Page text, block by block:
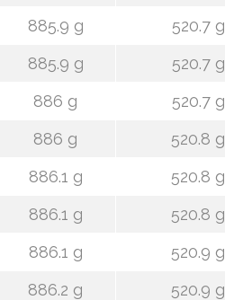
885.9 g 520.7 g
885.9 g 520.7 g
886 g 520.7 g
886 g 520.8 g
886.1 g 520.8 g
886.1 g 520.8 g
886.1 g 520.9 g
886.2 g 520.9 g